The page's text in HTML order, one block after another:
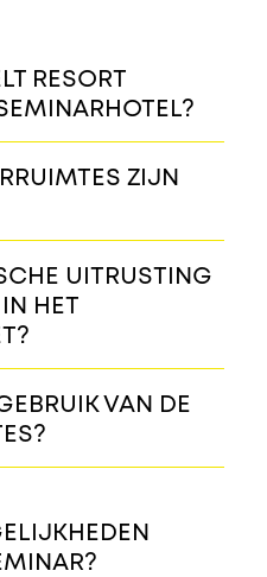
RESORT
ZIJN
UITRUSTING
HET
VAN DE